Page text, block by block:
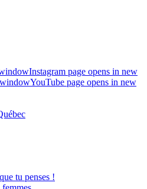
Instagram page opens in new
YouTube page opens in new
tu penses !